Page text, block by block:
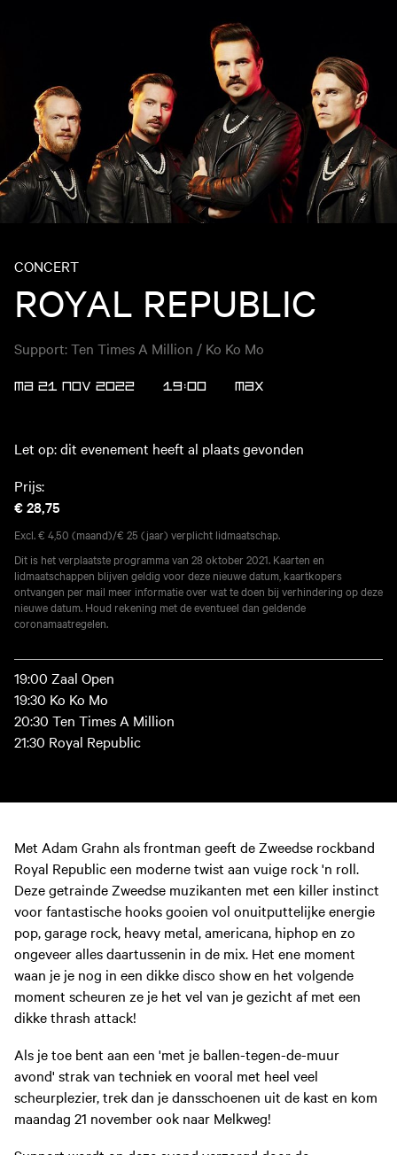
CONCERT
ROYAL REPUBLIC
Support: Ten Times A Million / Ko Ko Mo
MA 21 NOV 2022 19:00 Max
Let op: dit evenement heeft al plaats gevonden
Prijs:
€ 28,75
Excl. € 4,50 (maand)/€ 25 (jaar) verplicht lidmaatschap.
Dit is het verplaatste programma van 28 oktober 2021. Kaarten en
lidmaatschappen blijven geldig voor deze nieuwe datum, kaartkopers
ontvangen per mail meer informatie over wat te doen bij verhindering op deze
nieuwe datum. Houd rekening met de eventueel dan geldende
coronamaatregelen.
19:00 Zaal Open
19:30 Ko Ko Mo
20:30 Ten Times A Million
21:30 Royal Republic
Met Adam Grahn als frontman geeft de Zweedse rockband
Royal Republic een moderne twist aan vuige rock 'n roll.
Deze getrainde Zweedse muzikanten met een killer instinct
voor fantastische hooks gooien vol onuitputtelijke energie
pop, garage rock, heavy metal, americana, hiphop en zo
ongeveer alles daartussenin in de mix. Het ene moment
waan je je nog in een dikke disco show en het volgende
moment scheuren ze je het vel van je gezicht af met een
dikke thrash attack!
Als je toe bent aan een 'met je ballen-tegen-de-muur
avond' strak van techniek en vooral met heel veel
scheurplezier, trek dan je dansschoenen uit de kast en kom
maandag 21 november ook naar Melkweg!